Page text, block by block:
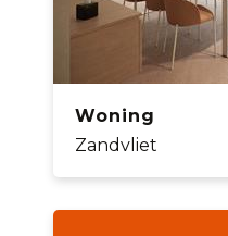
Woning
Zandvliet